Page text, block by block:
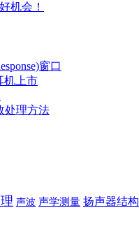
机会！
窗口
机上市
处理方法
声波 声学测量 扬声器结构